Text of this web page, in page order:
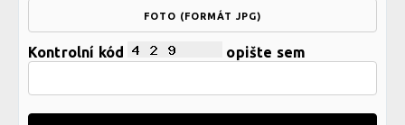
FOTO (FORMÁT JPG)
Kontrolní kód opište sem